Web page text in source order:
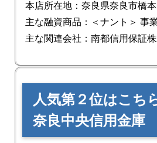
本店所在地：奈良県奈良市橋
主な融資商品：＜ナント＞ 事
主な関連会社：南都信用保証
人気第２位はこち
奈良中央信用金庫